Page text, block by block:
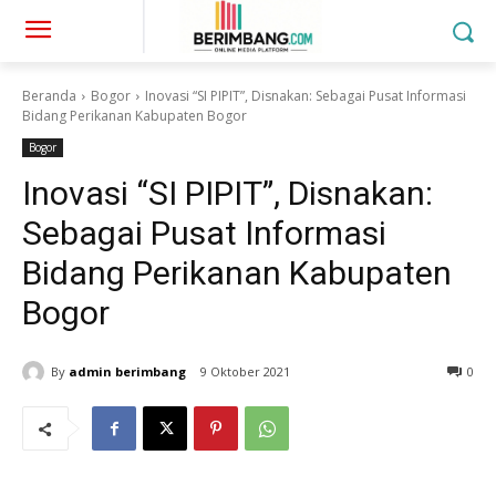
Beranda Bogor
Inovasi “SI PIPIT”, Disnakan: Sebagai Pusat Informasi
Bidang Perikanan Kabupaten Bogor
Bogor
Inovasi “SI PIPIT”, Disnakan:
Sebagai Pusat Informasi
Bidang Perikanan Kabupaten
Bogor
By admin berimbang 9 Oktober 2021 0